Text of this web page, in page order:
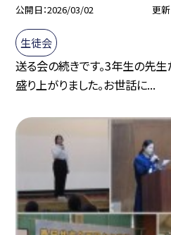
公開日 2026/03/02 更
生徒会
送る会の続きです。3年生の先
盛り上がりました。お世話に...